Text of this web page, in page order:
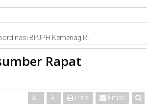
BPJPH Kemenag RI.
Rapat
A+ A- Print Email